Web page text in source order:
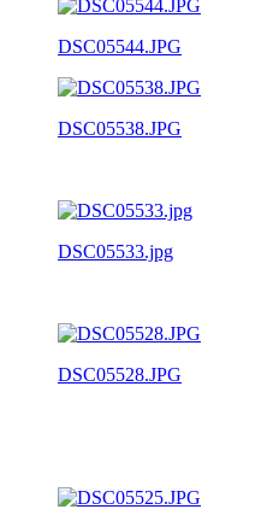
DSC05544.JPG
DSC05538.JPG
DSC05533.jpg
DSC05528.JPG